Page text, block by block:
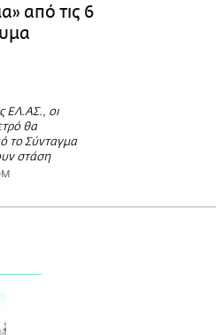
από τις 6
ΕΛ.ΑΣ., οι
θα
το Σύνταγμα
στάση